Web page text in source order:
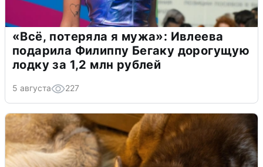
«Всё, потеряла я мужа»: Ивлеева
подарила Филиппу Бегаку дорогущую
лодку за 1,2 млн рублей
5 августа 227